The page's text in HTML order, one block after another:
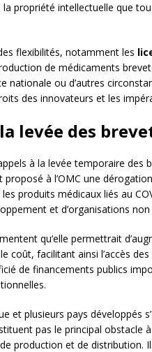
propriété intellectuelle que
flexibilités, notamment les
de médicaments
nationale ou d’autres
des innovateurs et les
levée des
à la levée temporaire des
proposé à l’OMC une
produits médicaux liés au
et d’organisations
qu’elle permettrait
coût, facilitant ainsi l’accès
de financements publics
et plusieurs pays développés
pas le principal obstacle
production et de distribution.